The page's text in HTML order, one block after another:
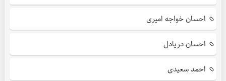
احسان خواجه امیری
احسان دریادل
احمد سعیدی